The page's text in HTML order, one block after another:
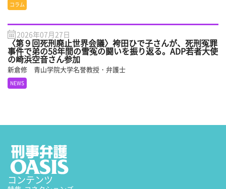
コラム
2026年07月27日
〈第９回死刑廃止世界会議〉袴田ひで子さんが、死刑冤罪
事件で弟の58年間の雪冤の闘いを振り返る。ADP若者大使
の崎浜空音さん参加
新倉修 青山学院大学名誉教授・弁護士
NEWS
コンテンツ